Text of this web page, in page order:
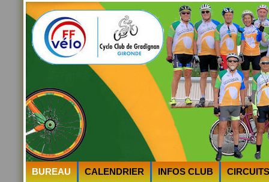
BUREAU CALENDRIER INFOS CLUB
CIRCUITS